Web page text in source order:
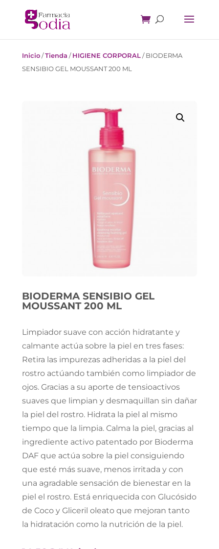
Inicio/Tienda /HIGIENE CORPORAL/BIODERMA
SENSIBIO GEL MOUSSANT 200 ML
BIODERMA SENSIBIO GEL
MOUSSANT 200 ML
Limpiador suave con acción hidratante y
calmante actúa sobre la piel en tres fases:
Retira las impurezas adheridas a la piel del
rostro actúando también como limpiador de
ojos. Gracias a su aporte de tensioactivos
suaves que limpian y desmaquillan sin dañar
la piel del rostro. Hidrata la piel al mismo
tiempo que la limpia. Calma la piel, gracias al
ingrediente activo patentado por Bioderma
DAF que actúa sobre la piel consiguiendo
que esté más suave, menos irritada y con
una agradable sensación de bienestar en la
piel el rostro. Está enriquecida con Glucósido
de Coco y Gliceril oleato que mejoran tanto
la hidratación como la nutrición de la piel.